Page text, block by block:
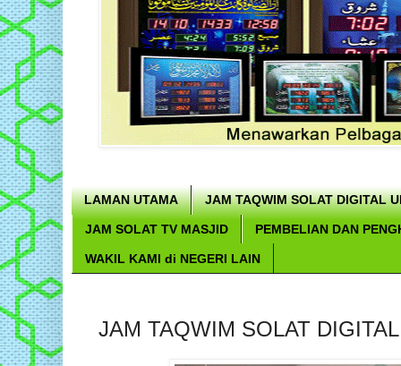
LAMAN UTAMA JAM TAQWIM SOLAT DIGITAL
JAM SOLAT TV MASJID PEMBELIAN DAN
WAKIL KAMI di NEGERI LAIN
JAM TAQWIM SOLAT